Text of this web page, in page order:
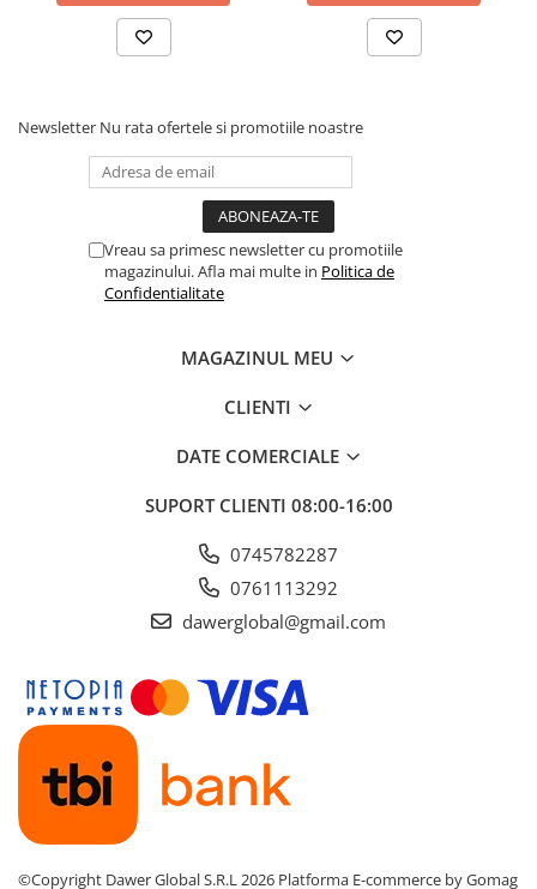
Newsletter Nu rata ofertele si promotiile noastre
Vreau sa primesc newsletter cu promotiile
magazinului. Afla mai multe in Politica de
Confidentialitate
MAGAZINUL MEU
CLIENTI
DATE COMERCIALE
SUPORT CLIENTI 08:00-16:00
0745782287
0761113292
dawerglobal@gmail.com
©Copyright Dawer Global S.R.L 2026 Platforma E-commerce by Gomag